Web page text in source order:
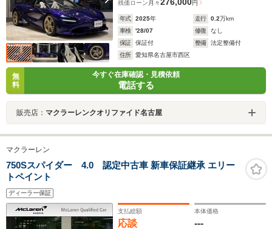
残価ローン 月々 円
年式 2025年 走行 0.2万km
車検
'28/07 修復
なし
保証
保証付 整備
法定整備付
住所
愛知県名古屋市西区
無
料
今すぐ在庫確認・見積依頼
電話する
販売店： マクラーレンクオリファイド名古屋
マクラーレン
750Sスパイダー 4.0 認定中古車 新車保証継承 エリー
トペイント
ディーラー保証
支払総額
応談
本体価格
---